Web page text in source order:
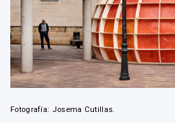
Fotografía: Josema Cutillas.